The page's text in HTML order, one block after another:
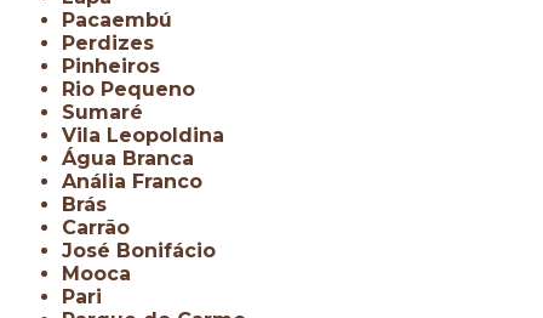
Pacaembú
Perdizes
Pinheiros
Rio Pequeno
Sumaré
Vila Leopoldina
Água Branca
Anália Franco
Brás
Carrão
José Bonifácio
Mooca
Pari